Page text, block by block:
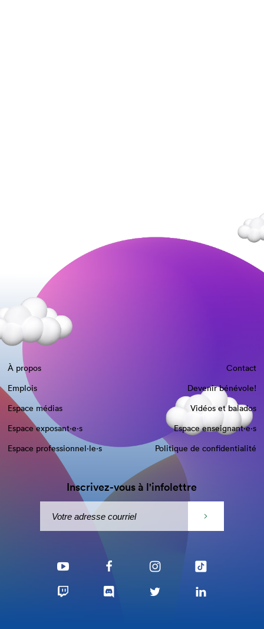
À propos
Contact
Emplois
Devenir bénévole!
Espace médias
Vidéos et balados
Espace exposant·e⋅s
Espace enseignant·e⋅s
Espace professionnel·le⋅s
Politique de confidentialité
Inscrivez-vous à l'infolettre